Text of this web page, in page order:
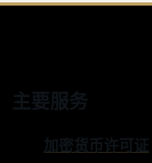
主要服务
加密货币许可证